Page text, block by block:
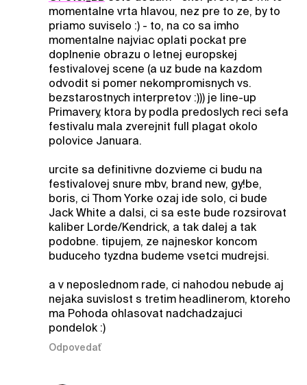
momentalne vrta hlavou, nez pre to ze, by to
priamo suviselo :) - to, na co sa imho
momentalne najviac oplati pockat pre
doplnenie obrazu o letnej europskej
festivalovej scene (a uz bude na kazdom
odvodit si pomer nekompromisnych vs.
bezstarostnych interpretov :))) je line-up
Primavery, ktora by podla predoslych reci sefa
festivalu mala zverejnit full plagat okolo
polovice Januara.
urcite sa definitivne dozvieme ci budu na
festivalovej snure mbv, brand new, gy!be,
boris, ci Thom Yorke ozaj ide solo, ci bude
Jack White a dalsi, ci sa este bude rozsirovat
kaliber Lorde/Kendrick, a tak dalej a tak
podobne. tipujem, ze najneskor koncom
buduceho tyzdna budeme vsetci mudrejsi.
a v neposlednom rade, ci nahodou nebude aj
nejaka suvislost s tretim headlinerom, ktoreho
ma Pohoda ohlasovat nadchadzajuci
pondelok :)
Odpovedať